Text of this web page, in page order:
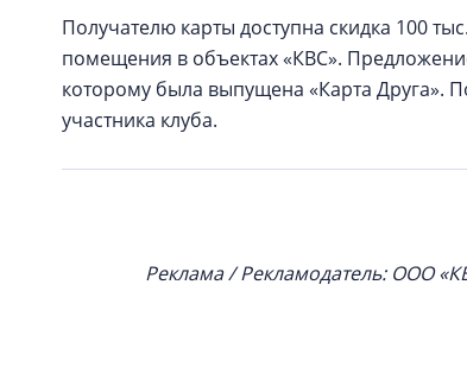
Получателю карты доступна скидка 100
помещения в объектах «КВС».
которому была выпущена «Карта Друга».
участника клуба.
Реклама / Рекламодатель: ООО